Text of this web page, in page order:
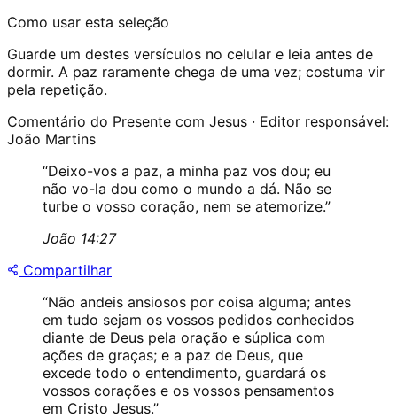
Como usar esta seleção
Guarde um destes versículos no celular e leia antes de
dormir. A paz raramente chega de uma vez; costuma vir
pela repetição.
Comentário do Presente com Jesus · Editor responsável:
João Martins
“Deixo-vos a paz, a minha paz vos dou; eu
não vo-la dou como o mundo a dá. Não se
turbe o vosso coração, nem se atemorize.”
João 14:27
Compartilhar
“Não andeis ansiosos por coisa alguma; antes
em tudo sejam os vossos pedidos conhecidos
diante de Deus pela oração e súplica com
ações de graças; e a paz de Deus, que
excede todo o entendimento, guardará os
vossos corações e os vossos pensamentos
em Cristo Jesus.”